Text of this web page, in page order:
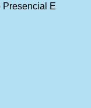
Presencial E